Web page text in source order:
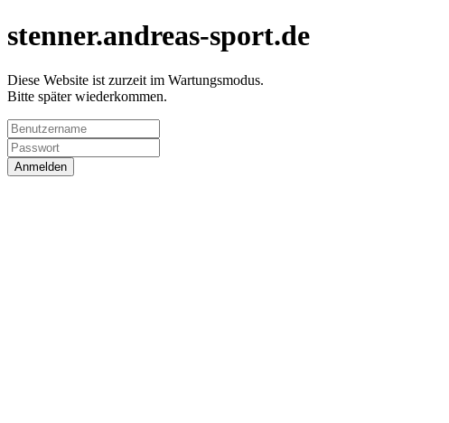
stenner.andreas-sport.de
Diese Website ist zurzeit im Wartungsmodus.
Bitte später wiederkommen.